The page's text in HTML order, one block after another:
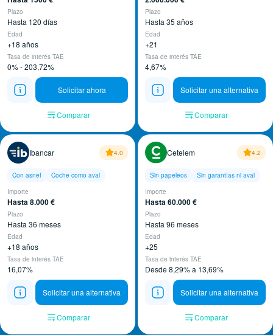
Plazo
Hasta 120 días
Edad
+18 años
Tasa de interés TAE
0% - 203,72%
Solicitar ahora
Comparar
Plazo
Hasta 35 años
Edad
+21
Tasa de interés TAE
4,67%
Solicitar una alternativa
Comparar
Ibancar 4.0
Con asnef
Coche como aval
Importe
Hasta 8.000 €
Plazo
Hasta 36 meses
Edad
+18 años
Tasa de interés TAE
16,07%
Solicitar una alternativa
Comparar
Cetelem 4.2
Sin papeleos
Sin garantías ni aval
Importe
Hasta 60.000 €
Plazo
Hasta 96 meses
Edad
+25
Tasa de interés TAE
Desde 8,29% a 13,69%
Solicitar una alternativa
Comparar